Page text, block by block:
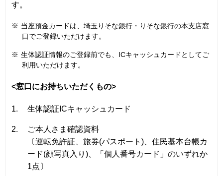
す。
※ 当座預金カードは、埼玉りそな銀行・りそな銀行の本支店窓
口でご登録いただけます。
※ 生体認証情報のご登録前でも、ICキャッシュカードとしてご
利用いただけます。
<窓口にお持ちいただくもの>
1. 生体認証ICキャッシュカード
2.
ご本人さま確認資料
〔運転免許証、旅券(パスポート)、住民基本台帳カ
ード(顔写真入り)、「個人番号カード」のいずれか
1点〕